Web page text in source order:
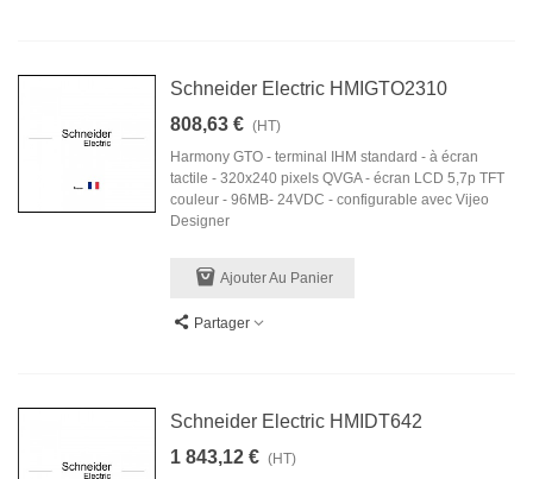
Schneider Electric HMIGTO2310
808,63 € (HT)
Harmony GTO - terminal IHM standard - à écran
tactile - 320x240 pixels QVGA - écran LCD 5,7p TFT
couleur - 96MB- 24VDC - configurable avec Vijeo
Designer
Ajouter Au Panier
Partager
Schneider Electric HMIDT642
1 843,12 € (HT)